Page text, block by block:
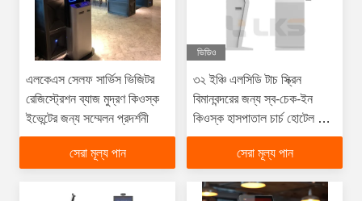
এলকেএস সেলফ সার্ভিস ভিজিটর
রেজিস্ট্রেশন ব্যাজ মুদ্রণ কিওস্ক
ইভেন্টের জন্য সম্মেলন প্রদর্শনী
সেরা মূল্য পান
ভিডিও
৩২ ইঞ্চি এলসিডি টাচ স্ক্রিন
বিমানবন্দরের জন্য স্ব-চেক-ইন
কিওস্ক হাসপাতাল চার্চ হোটেল এবং
ইভেন্ট দর্শনার্থী স্ব-নিবন্ধন
সেরা মূল্য পান